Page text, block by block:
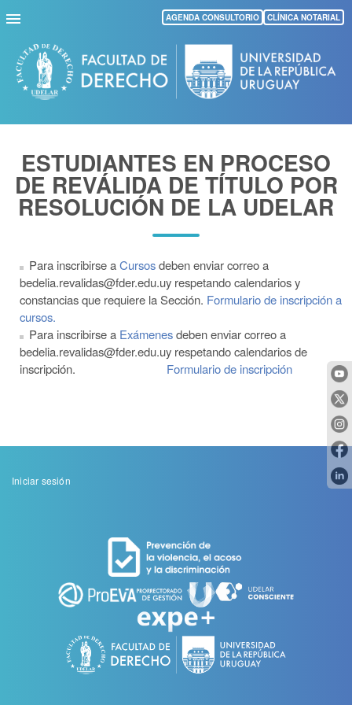
Pasar
al
contenido
principal
AGENDA CONSULTORIO CLÍNICA NOTARIAL
ESTUDIANTES EN PROCESO
DE REVÁLIDA DE TÍTULO POR
RESOLUCIÓN DE LA UDELAR
Para inscribirse aCursosdeben enviar correo a
bedelia.revalidas@fder.edu.uy respetando calendarios y
constancias que requiere la Sección. Formulario de inscripción a
cursos.
Para inscribirse a Exámenesdeben enviar correo a
bedelia.revalidas@fder.edu.uy respetando calendarios de
inscripción. Formulario de inscripción
Menu
Iniciar sesión